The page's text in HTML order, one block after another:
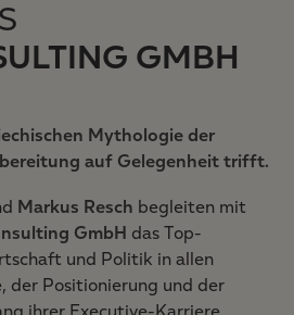
GMBH
Mythologie der
auf Gelegenheit trifft.
Markus Resch begleiten mit
GmbH das Top-
und Politik in allen
der Positionierung und der